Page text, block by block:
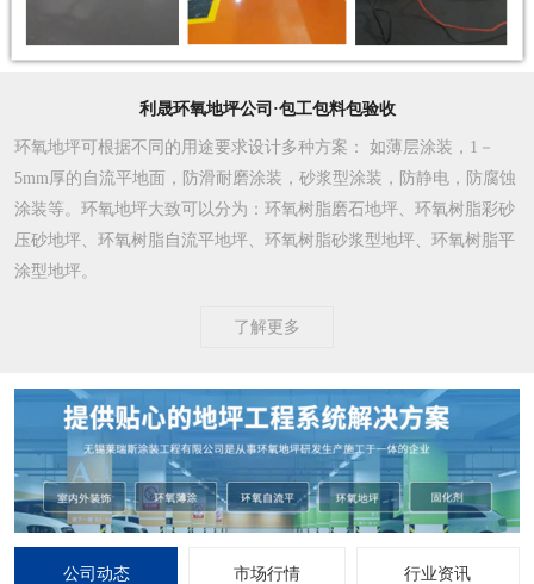
利晟环氧地坪公司·包工包料包验收
环氧地坪可根据不同的用途要求设计多种方案 ： 如薄层涂装，1－
5mm厚的自流平地面，防滑耐磨涂装，砂浆型涂装，防静电，防腐蚀
涂装等。环氧地坪大致可以分为：环氧树脂磨石地坪、环氧树脂彩砂
压砂地坪、环氧树脂自流平地坪、环氧树脂砂浆型地坪、环氧树脂平
涂型地坪。
了解更多
公司动态 市场行情 行业资讯